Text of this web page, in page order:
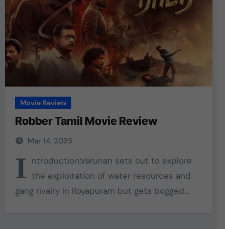
Movie Review
Robber Tamil Movie Review
Mar 14, 2025
I ntroduction:Varunan sets out to explore
the exploitation of water resources and
gang rivalry in Royapuram but gets bogged…